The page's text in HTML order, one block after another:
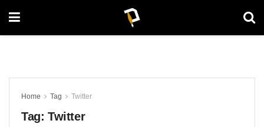
Home Tag Twitter
Tag: Twitter